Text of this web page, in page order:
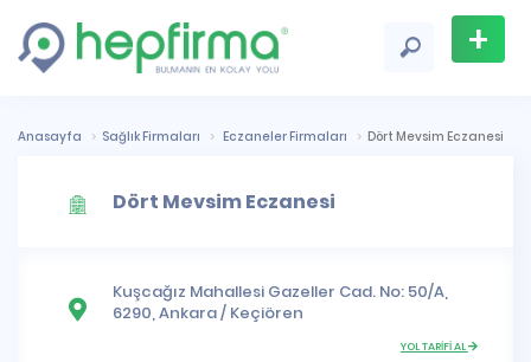
+
Ekle
Anasayfa Sağlık Firmaları Eczaneler Firmaları Dört Mevsim Eczanesi
Dört Mevsim Eczanesi
Kuşcağız Mahallesi Gazeller Cad. No: 50/A,
6290,Ankara/ Keçiören
YOL TARİFİ AL